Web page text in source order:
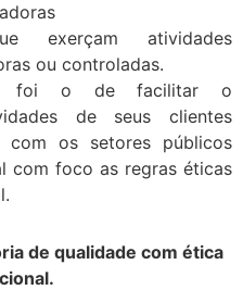
exerçam atividades
ou controladas.
foi o de facilitar o
de seus clientes
com os setores públicos
com foco as regras éticas
de qualidade com ética